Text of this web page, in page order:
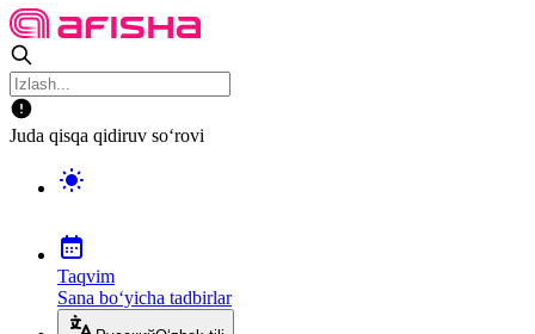
Juda qisqa qidiruv so‘rovi
Taqvim
Sana bo‘yicha tadbirlar